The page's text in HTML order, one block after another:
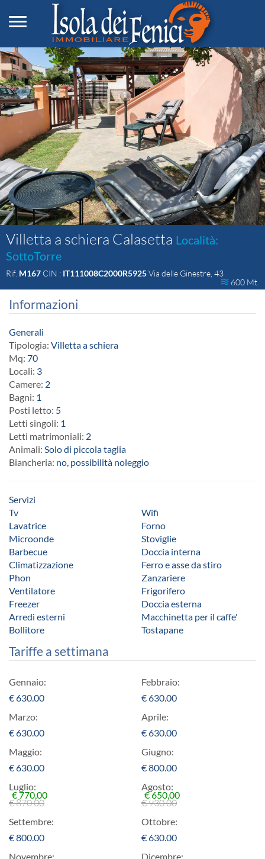
Toggle navigation
Villetta a schiera Calasetta Località:
SottoTorre
Rif. M167 CIN : IT111008C2000R5925Via delle Ginestre, 43
600 Mt.
Informazioni
Generali
Tipologia: Villetta a schiera
Mq: 70
Locali: 3
Camere: 2
Bagni: 1
Posti letto: 5
Letti singoli: 1
Letti matrimoniali: 2
Animali: Solo di piccola taglia
Biancheria: no, possibilità noleggio
Servizi
Tv
Wifi
Lavatrice
Forno
Microonde
Stoviglie
Barbecue
Doccia interna
Climatizzazione
Ferro e asse da stiro
Phon
Zanzariere
Ventilatore
Frigorifero
Freezer
Doccia esterna
Arredi esterni
Macchinetta per il caffe'
Bollitore
Tostapane
Tariffe a settimana
Gennaio:
€630.00
Febbraio:
€630.00
Marzo:
€630.00
Aprile:
€630.00
Maggio:
€630.00
Giugno:
€800.00
Luglio:
€870.00
€ 770,00
Agosto:
€930.00
€ 650,00
Settembre:
€800.00
Ottobre:
€630.00
Novembre:
Dicembre: